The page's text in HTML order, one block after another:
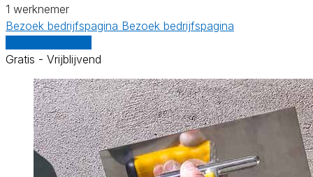
1 werknemer
Bezoek bedrijfspagina Bezoek bedrijfspagina
Gratis - Vrijblijvend